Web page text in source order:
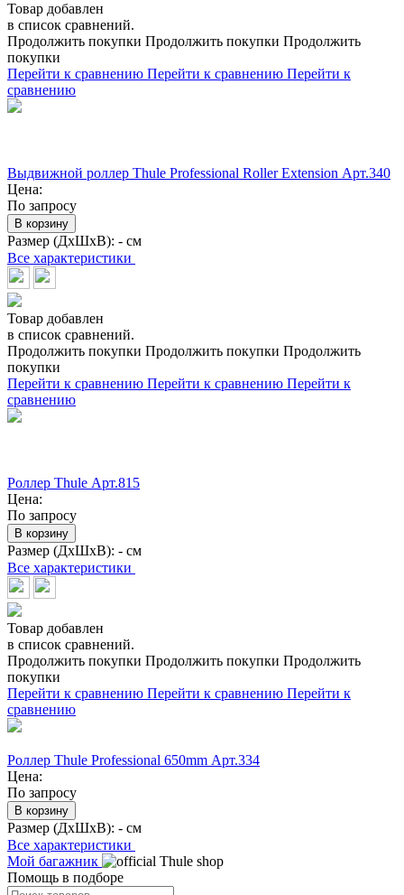
Товар добавлен
в список сравнений.
Продолжить покупки Продолжить покупки Продолжить
покупки
Перейти к сравнению Перейти к сравнению Перейти к
сравнению
Выдвижной роллер Thule Professional Roller Extension Арт.340
Цена:
По запросу
В корзину
Размер (ДхШхВ): - см
Все характеристики
Товар добавлен
в список сравнений.
Продолжить покупки Продолжить покупки Продолжить
покупки
Перейти к сравнению Перейти к сравнению Перейти к
сравнению
Роллер Thule Арт.815
Цена:
По запросу
В корзину
Размер (ДхШхВ): - см
Все характеристики
Товар добавлен
в список сравнений.
Продолжить покупки Продолжить покупки Продолжить
покупки
Перейти к сравнению Перейти к сравнению Перейти к
сравнению
Роллер Thule Professional 650mm Арт.334
Цена:
По запросу
В корзину
Размер (ДхШхВ): - см
Все характеристики
Мой багажник
Помощь в подборе